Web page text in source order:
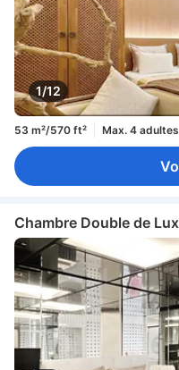
1/12
53 m²/570 ft² Max. 4 adultes
Chambre Double de